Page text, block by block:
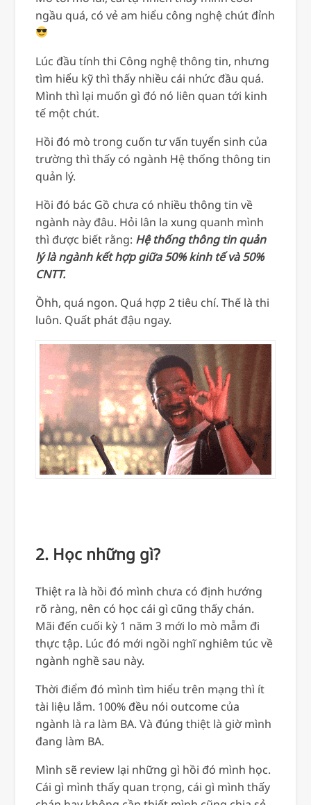
ngầu quá, có vẻ am hiểu công nghệ chút đỉnh
Lúc đầu tính thi Công nghệ thông tin, nhưng
tìm hiểu kỹ thì thấy nhiều cái nhức đầu quá.
Mình thì lại muốn gì đó nó liên quan tới kinh
tế một chút.
Hồi đó mò trong cuốn tư vấn tuyển sinh của
trường thì thấy có ngành Hệ thống thông tin
quản lý.
Hồi đó bác Gồ chưa có nhiều thông tin về
ngành này đâu. Hỏi lân la xung quanh mình
thì được biết rằng: Hệ thống thông tin quản
lý là ngành kết hợp giữa 50% kinh tế và 50%
CNTT.
Ồhh, quá ngon. Quá hợp 2 tiêu chí. Thế là thi
luôn. Quất phát đậu ngay.
2. Học những gì?
Thiệt ra là hồi đó mình chưa có định hướng
rõ ràng, nên có học cái gì cũng thấy chán.
Mãi đến cuối kỳ 1 năm 3 mới lo mò mẫm đi
thực tập. Lúc đó mới ngồi nghĩ nghiêm túc về
ngành nghề sau này.
Thời điểm đó mình tìm hiểu trên mạng thì ít
tài liệu lắm. 100% đều nói outcome của
ngành là ra làm BA. Và đúng thiệt là giờ mình
đang làm BA.
Mình sẽ review lại những gì hồi đó mình học.
Cái gì mình thấy quan trọng, cái gì mình thấy